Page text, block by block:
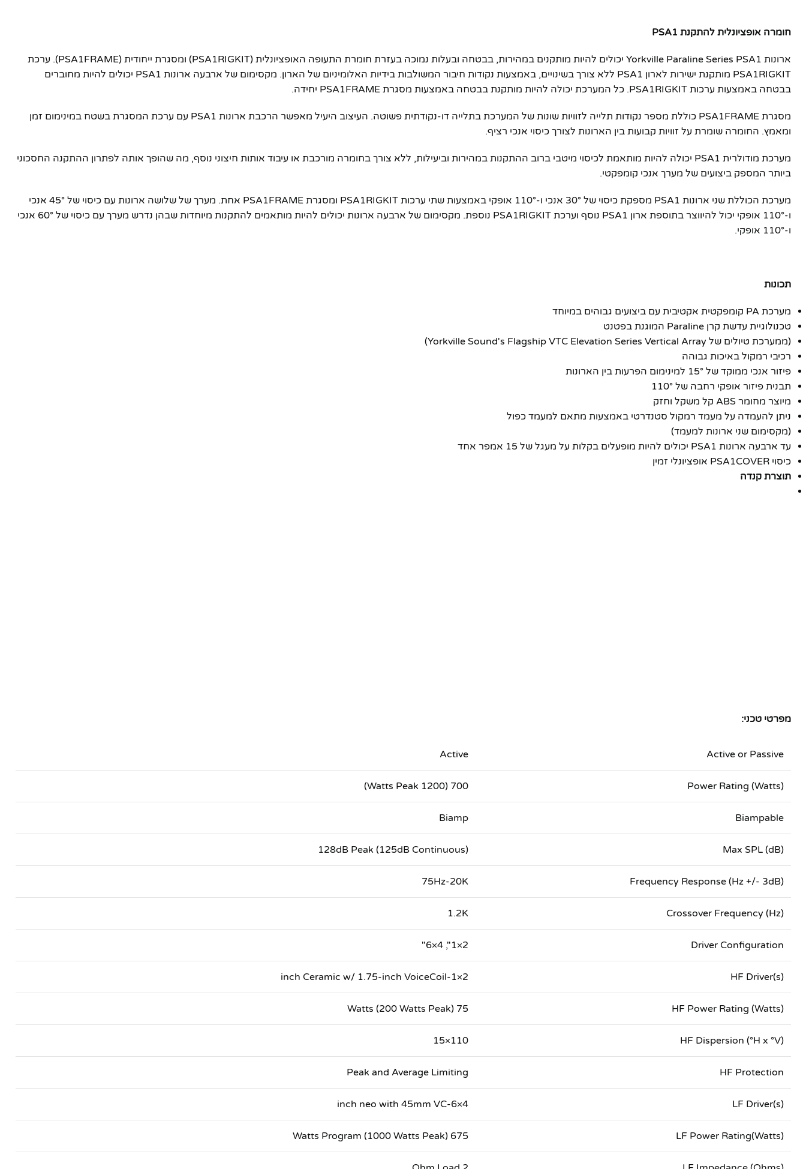
חומרה אופציונלית להתקנת PSA1
ארונות Yorkville Paraline Series PSA1 יכולים להיות מותקנים במהירות, בבטחה ובעלות נמוכה בעזרת חומרת התעופה האופציונלית (PSA1RIGKIT) ומסגרת ייחודית (PSA1FRAME). ערכת
PSA1RIGKIT מותקנת ישירות לארון PSA1 ללא צורך בשינויים, באמצעות נקודות חיבור המשולבות בידיות האלומיניום של הארון. מקסימום של ארבעה ארונות PSA1 יכולים להיות מחוברים
בבטחה באמצעות ערכות PSA1RIGKIT. כל המערכת יכולה להיות מותקנת בבטחה באמצעות מסגרת PSA1FRAME יחידה.
מסגרת PSA1FRAME כוללת מספר נקודות תלייה לזוויות שונות של המערכת בתלייה דו-נקודתית פשוטה. העיצוב היעיל מאפשר הרכבת ארונות PSA1 עם ערכת המסגרת בשטח במינימום זמן
ומאמץ. החומרה שומרת על זוויות קבועות בין הארונות לצורך כיסוי אנכי רציף.
מערכת מודולרית PSA1 יכולה להיות מותאמת לכיסוי מיטבי ברוב ההתקנות במהירות וביעילות, ללא צורך בחומרה מורכבת או עיבוד אותות חיצוני נוסף, מה שהופך אותה לפתרון ההתקנה החסכוני
ביותר המספק ביצועים של מערך אנכי קומפקטי.
מערכת הכוללת שני ארונות PSA1 מספקת כיסוי של 30° אנכי ו-110° אופקי באמצעות שתי ערכות PSA1RIGKIT ומסגרת PSA1FRAME אחת. מערך של שלושה ארונות עם כיסוי של 45° אנכי
ו-110° אופקי יכול להיווצר בתוספת ארון PSA1 נוסף וערכת PSA1RIGKIT נוספת. מקסימום של ארבעה ארונות יכולים להיות מותאמים להתקנות מיוחדות שבהן נדרש מערך עם כיסוי של 60° אנכי
ו-110° אופקי.
תכונות
מערכת PA קומפקטית אקטיבית עם ביצועים גבוהים במיוחד
טכנולוגיית עדשת קרן Paraline המוגנת בפטנט
(ממערכת טיולים של Yorkville Sound's Flagship VTC Elevation Series Vertical Array)
רכיבי רמקול באיכות גבוהה
פיזור אנכי ממוקד של 15° למינימום הפרעות בין הארונות
תבנית פיזור אופקי רחבה של 110°
מיוצר מחומר ABS קל משקל וחזק
ניתן להעמדה על מעמד רמקול סטנדרטי באמצעות מתאם למעמד כפול
(מקסימום שני ארונות למעמד)
עד ארבעה ארונות PSA1 יכולים להיות מופעלים בקלות על מעגל של 15 אמפר אחד
כיסוי PSA1COVER אופציונלי זמין
תוצרת קנדה
מפרטי טכני:
Active or Passive
Active
Power Rating (Watts)
700 (1200 Watts Peak)
Biampable
Biamp
Max SPL (dB)
128dB Peak (125dB Continuous)
Frequency Response (Hz +/- 3dB)
75Hz-20K
Crossover Frequency (Hz)
1.2K
Driver Configuration
2×1", 4×6"
HF Driver(s)
2×1-inch Ceramic w/ 1.75-inch VoiceCoil
HF Power Rating (Watts)
75 Watts (200 Watts Peak)
HF Dispersion (°H x °V)
110×15
HF Protection
Peak and Average Limiting
LF Driver(s)
4×6-inch neo with 45mm VC
LF Power Rating(Watts)
675 Watts Program (1000 Watts Peak)